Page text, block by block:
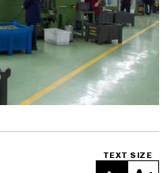
TEXT SIZE